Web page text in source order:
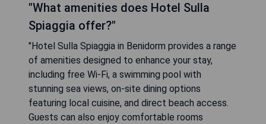
"What amenities does Hotel Sulla
Spiaggia offer?"
"Hotel Sulla Spiaggia in Benidorm provides a range
of amenities designed to enhance your stay,
including free Wi-Fi, a swimming pool with
stunning sea views, on-site dining options
featuring local cuisine, and direct beach access.
Guests can also enjoy comfortable rooms